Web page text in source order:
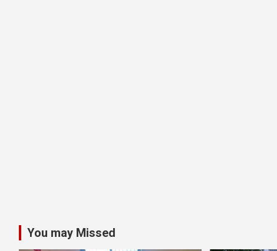
You may Missed